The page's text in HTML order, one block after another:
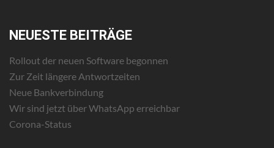
NEUESTE BEITRÄGE
Rollout der neuen Software begonnen
Zur Zeit längere Antwortzeiten
Neue Bankverbindung
Wir sind jetzt über WhatsApp erreichbar
Corona-Status